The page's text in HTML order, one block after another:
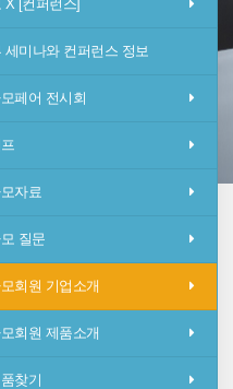
X [컨퍼런스]
세미나와 컨퍼런스 정보
모페어 전시회
모자료
모 질문
모회원 기업소개
모회원 제품소개
품찾기